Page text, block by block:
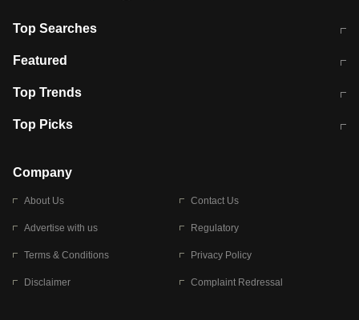
Top Searches
मुंबई में लगे 'जेन जी' के पोस्टर, लिखा- 'मैं
Featured
10 अगस्त को विधानसभा का घेराव करेंगे
Top Trends
RBI का नया नियम: अब बैंकों को अपनी सभी
Top Picks
बारिश की चेतावनी
Company
About Us Contact Us
Advertise with us Regulatory
Terms & Conditions Privacy Policy
Disclaimer Complaint Redressal